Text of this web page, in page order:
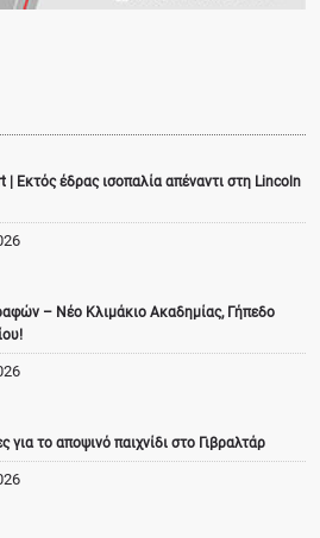
| Εκτός έδρας ισοπαλία απέναντι στη Lincoln
– Νέο Κλιμάκιο Ακαδημίας, Γήπεδο
για το αποψινό παιχνίδι στο Γιβραλτάρ